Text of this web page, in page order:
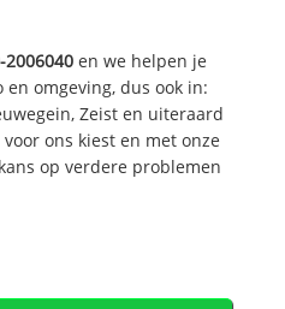
2006040 en we helpen je
omgeving, dus ook in:
Zeist en uiteraard
ons kiest en met onze
op verdere problemen